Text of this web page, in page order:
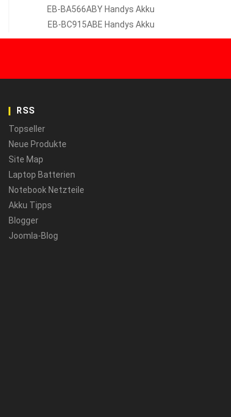
EB-BA566ABY Handys Akku
EB-BC915ABE Handys Akku
RSS
Topseller
Neue Produkte
Site Map
Laptop Batterien
Notebook Netzteile
Akku Tipps
Blogger
Joomla-Blog